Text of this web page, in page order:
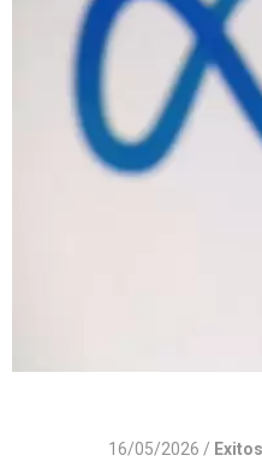
16/05/2026 /